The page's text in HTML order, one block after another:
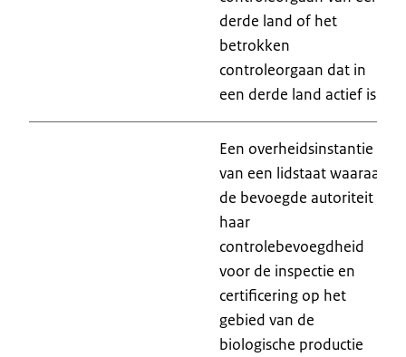
derde land of het
betrokken
controleorgaan dat in
een derde land actief is.
Een overheidsinstantie
van een lidstaat waaraan
de bevoegde autoriteit
haar
controlebevoegdheid
voor de inspectie en
certificering op het
gebied van de
biologische productie